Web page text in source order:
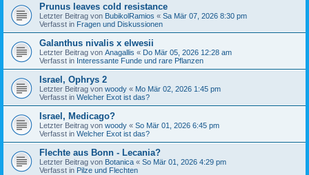
Prunus leaves cold resistance
Letzter Beitrag von BubikolRamios « Sa Mär 07, 2026 8:30 pm
Verfasst in Fragen und Diskussionen
Galanthus nivalis x elwesii
Letzter Beitrag von Anagallis « Do Mär 05, 2026 12:28 am
Verfasst in Interessante Funde und rare Pflanzen
Israel, Ophrys 2
Letzter Beitrag von woody « Mo Mär 02, 2026 1:45 pm
Verfasst in Welcher Exot ist das?
Israel, Medicago?
Letzter Beitrag von woody « So Mär 01, 2026 6:45 pm
Verfasst in Welcher Exot ist das?
Flechte aus Bonn - Lecania?
Letzter Beitrag von Botanica « So Mär 01, 2026 4:29 pm
Verfasst in Pilze und Flechten